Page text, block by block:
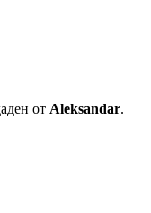
от Aleksandar.